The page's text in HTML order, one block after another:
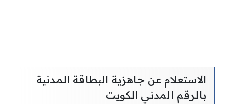
الاستعلام عن جاهزية البطاقة المدنية
بالرقم المدني الكويت